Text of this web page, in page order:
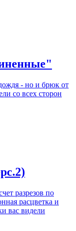
- но и брюк от
со всех сторон
разрезов по
расцветка и
вас видели